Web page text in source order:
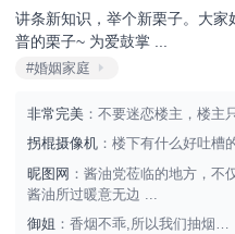
讲条新知识，举个新栗子。大
普的栗子~ 为爱鼓掌 ...
#婚姻家庭
非常完美 ：不要迷恋楼主，楼主
拐棍摄像机 ：楼下有什么好吐槽
昵图网 ：酱油党莅临的地方，不
酱油所过暖意无边 ...
御姐 ：香烟不乖,所以我们抽烟…